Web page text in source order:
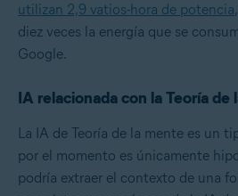
utilizan 2,9 vatios-hora de potencia
diez veces la energía que se
Google.
IA relacionada con la Teoría de
La IA de Teoría de la mente es un
por el momento es únicamente
podría extraer el contexto de una